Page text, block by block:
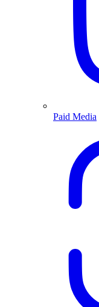
Paid Media